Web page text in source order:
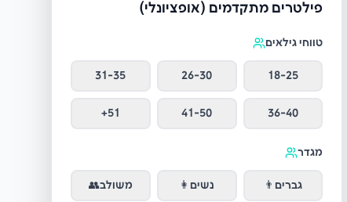
פילטרים מתקדמים (אופציונלי)
טווחי גילאים
18-25
26-30
31-35
36-40
41-50
51+
מגדר
גברים 👨 נשים 👩 משולב👥